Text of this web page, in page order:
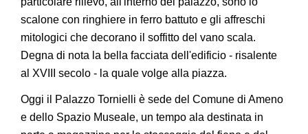
scalone con ringhiere in ferro battuto e gli affreschi
mitologici che decorano il soffitto del vano scala.
Degna di nota la bella facciata dell'edificio - risalente
al XVIII secolo - la quale volge alla piazza.
Oggi il Palazzo Tornielli è sede del Comune di Ameno
e dello Spazio Museale, un tempo ala destinata in